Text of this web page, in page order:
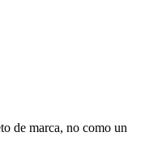
de marca, no como un